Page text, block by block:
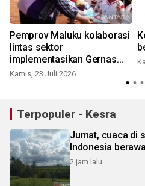
Pemprov Maluku kolaborasi
lintas sektor
implementasikan Gernas
Rana ciptakan lingkungan
Kamis, 23 Juli 2026
Terpopuler - Kesra
Jumat, cuaca di
Indonesia
2 jam lalu